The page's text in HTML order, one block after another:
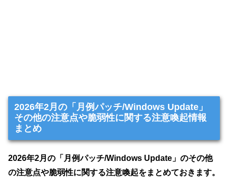
2026年2月の「月例パッチ/Windows Update」
その他の注意点や脆弱性に関する注意喚起情報
まとめ
2026年2月の「月例パッチ/Windows Update」のその他
の注意点や脆弱性に関する注意喚起をまとめておきます。